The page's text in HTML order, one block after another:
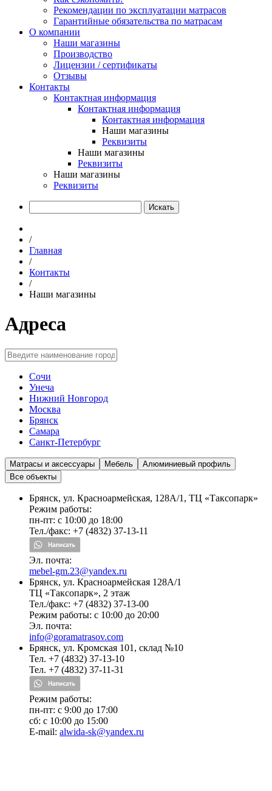
Рекомендации по эксплуатации матрасов
Гарантийные обязательства по матрасам
О компании
Наши магазины
Производство
Лицензии / сертификаты
Отзывы
Контакты
Контактная информация
Контактная информация
Контактная информация
Наши магазины
Реквизиты
Наши магазины
Реквизиты
Наши магазины
Реквизиты
Искать
/
Главная
/
Контакты
/
Наши магазины
Адреса
Сочи
Унеча
Нижний Новгород
Москва
Брянск
Самара
Санкт-Петербург
Матрасы и аксессуары Мебель
Алюминиевый профиль
Все объекты
Брянск, ул. Красноармейская, 128А/1, ТЦ «Таксопарк»
Режим работы:
пн-пт: c 10:00 до 18:00
Тел./факс: +7 (4832) 37-13-11
Эл. почта:
mebel-gm.23@yandex.ru
Брянск, ул. Красноармейская 128А/1
ТЦ «Таксопарк», 2 этаж
Тел./факс: +7 (4832) 37-13-00
Режим работы: c 10:00 до 20:00
Эл. почта:
info@goramatrasov.com
Брянск, ул. Кромская 101, склад №10
Тел. +7 (4832) 37-13-10
Тел. +7 (4832) 37-11-31
Режим работы:
пн-пт: c 9:00 до 17:00
сб: c 10:00 до 15:00
E-mail: alwida-sk@yandex.ru